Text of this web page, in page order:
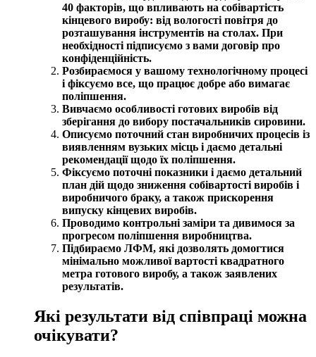
40 факторів, що впливають на собівартість
кінцевого виробу: від вологості повітря до
розташування інструментів на столах. При
необхідності підписуємо з вами договір про
конфіденційність.
Розбираємося у вашому технологічному процесі
і фіксуємо все, що працює добре або вимагає
поліпшення.
Вивчаємо особливості готових виробів від
зберігання до вибору постачальників сировини.
Описуємо поточний стан виробничих процесів із
виявленням вузьких місць і даємо детальні
рекомендації щодо їх поліпшення.
Фіксуємо поточні показники і даємо детальний
план дій щодо зниження собівартості виробів і
виробничого браку, а також прискорення
випуску кінцевих виробів.
Проводимо контрольні заміри та дивимося за
прогресом поліпшення виробництва.
Підбираємо ЛФМ, які дозволять домогтися
мінімально можливої вартості квадратного
метра готового виробу, а також заявлених
результатів.
Які результати від співпраці можна
очікувати?